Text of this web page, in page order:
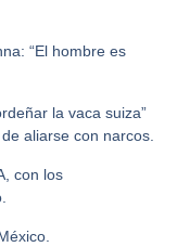
“El hombre es
la vaca suiza”
aliarse con narcos.
con los